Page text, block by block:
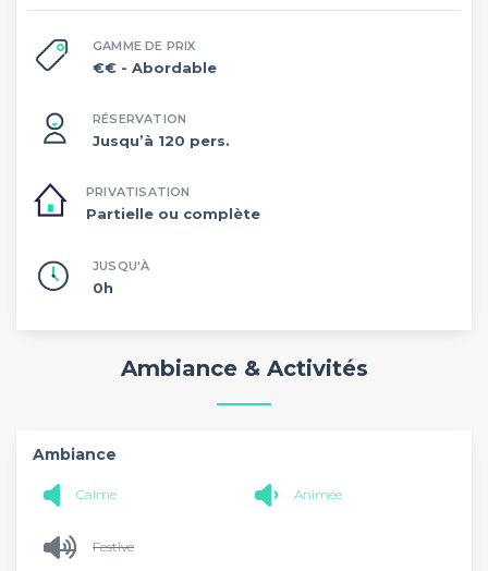
GAMME DE PRIX
€€ - Abordable
RÉSERVATION
Jusqu’à 120 pers.
PRIVATISATION
Partielle ou complète
JUSQU'À
0h
Ambiance & Activités
Ambiance
Calme Animée
Festive